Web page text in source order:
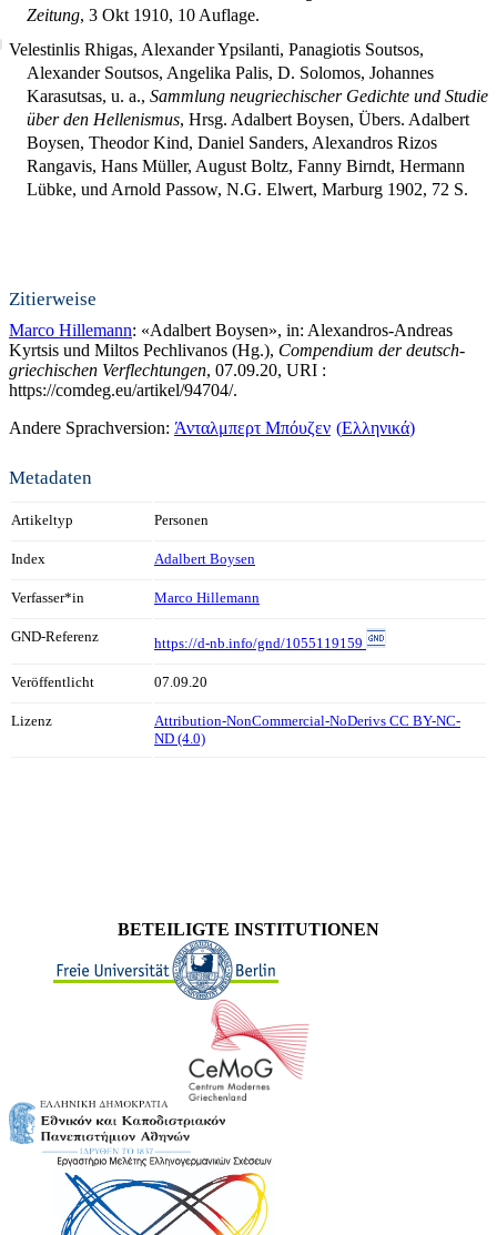
Zeitung, 3 Okt 1910, 10 Auflage.
Velestinlis Rhigas, Alexander Ypsilanti, Panagiotis Soutsos,
Alexander Soutsos, Angelika Palis, D. Solomos, Johannes
Karasutsas, u. a., Sammlung neugriechischer Gedichte und Studie
über den Hellenismus, Hrsg. Adalbert Boysen, Übers. Adalbert
Boysen, Theodor Kind, Daniel Sanders, Alexandros Rizos
Rangavis, Hans Müller, August Boltz, Fanny Birndt, Hermann
Lübke, und Arnold Passow, N.G. Elwert, Marburg 1902, 72 S.
Zitierweise
Marco Hillemann: «Adalbert Boysen», in: Alexandros-Andreas
Kyrtsis und Miltos Pechlivanos (Hg.), Compendium der deutsch-
griechischen Verflechtungen, 07.09.20, URI :
https://comdeg.eu/artikel/94704/.
Andere Sprachversion: Άνταλμπερτ Μπόυζεν Ελληνικά
Metadaten
Artikeltyp Personen
Index Adalbert Boysen
Verfasser*in Marco Hillemann
GND-Referenz https://d-nb.info/gnd/1055119159
Veröffentlicht 07.09.20
Lizenz
Attribution-NonCommercial-NoDerivs CC BY-NC-
ND (4.0)
BETEILIGTE INSTITUTIONEN